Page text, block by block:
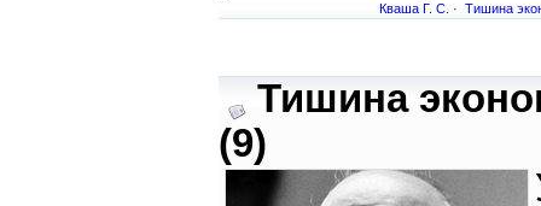
Кваша Г. С. · Тишина
Тишина
(9)